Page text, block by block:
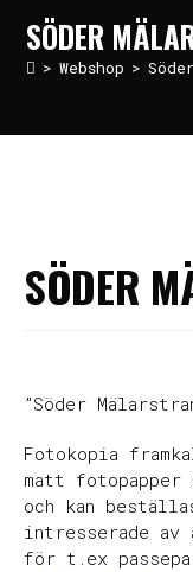
SÖDER
> Webshop >
SÖDER
”Söder
Fotokopia
matt
och kan
intresserade
för t.ex